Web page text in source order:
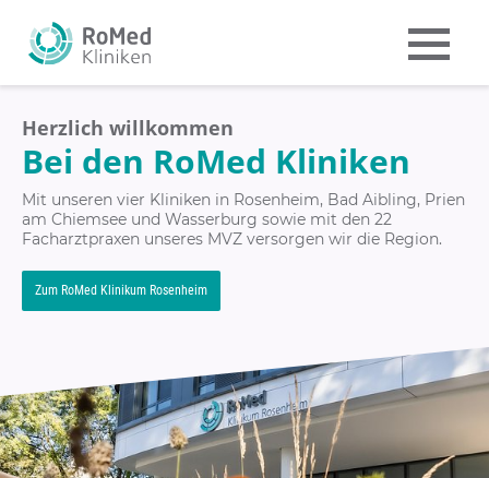
Herzlich willkommen
Bei den RoMed Kliniken
Mit unseren vier Kliniken in Rosenheim, Bad Aibling, Prien
am Chiemsee und Wasserburg sowie mit den 22
Facharztpraxen unseres MVZ versorgen wir die Region.
Zum RoMed Klinikum Rosenheim